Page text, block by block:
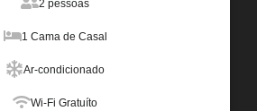
2 pessoas
1 Cama de Casal
Ar-condicionado
Wi-Fi Gratuíto